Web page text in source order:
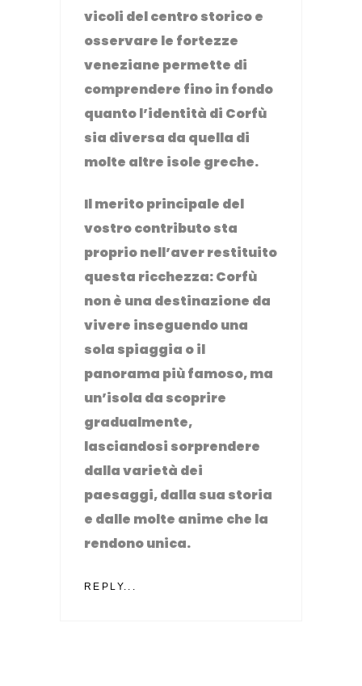
vicoli del centro storico e
osservare le fortezze
veneziane permette di
comprendere fino in fondo
quanto l’identità di Corfù
sia diversa da quella di
molte altre isole greche.
Il merito principale del
vostro contributo sta
proprio nell’aver restituito
questa ricchezza: Corfù
non è una destinazione da
vivere inseguendo una
sola spiaggia o il
panorama più famoso, ma
un’isola da scoprire
gradualmente,
lasciandosi sorprendere
dalla varietà dei
paesaggi, dalla sua storia
e dalle molte anime che la
rendono unica.
REPLY...